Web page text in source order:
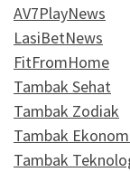
AV7PlayNews
LasiBetNews
FitFromHome
Tambak Sehat
Tambak Zodiak
Tambak
Tambak